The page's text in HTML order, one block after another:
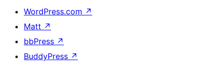
WordPress.com ↗
Matt ↗
bbPress ↗
BuddyPress ↗